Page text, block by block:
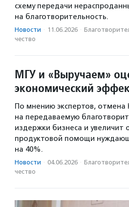
схему передачи
на благотворительность.
Новости · 11.06.2026 ·
чест­во
МГУ и «Выручаем»
экономический
По мнению экспертов, отмена
на передаваемую
издержки бизнеса и увеличит
продуктовой помощи
на 40%.
Новости · 04.06.2026 ·
чест­во